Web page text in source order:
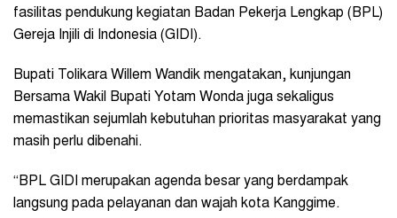
fasilitas pendukung kegiatan Badan Pekerja Lengkap (BPL)
Gereja Injili di Indonesia (GIDI).
Bupati Tolikara Willem Wandik mengatakan, kunjungan
Bersama Wakil Bupati Yotam Wonda juga sekaligus
memastikan sejumlah kebutuhan prioritas masyarakat yang
masih perlu dibenahi.
“BPL GIDI merupakan agenda besar yang berdampak
langsung pada pelayanan dan wajah kota Kanggime.